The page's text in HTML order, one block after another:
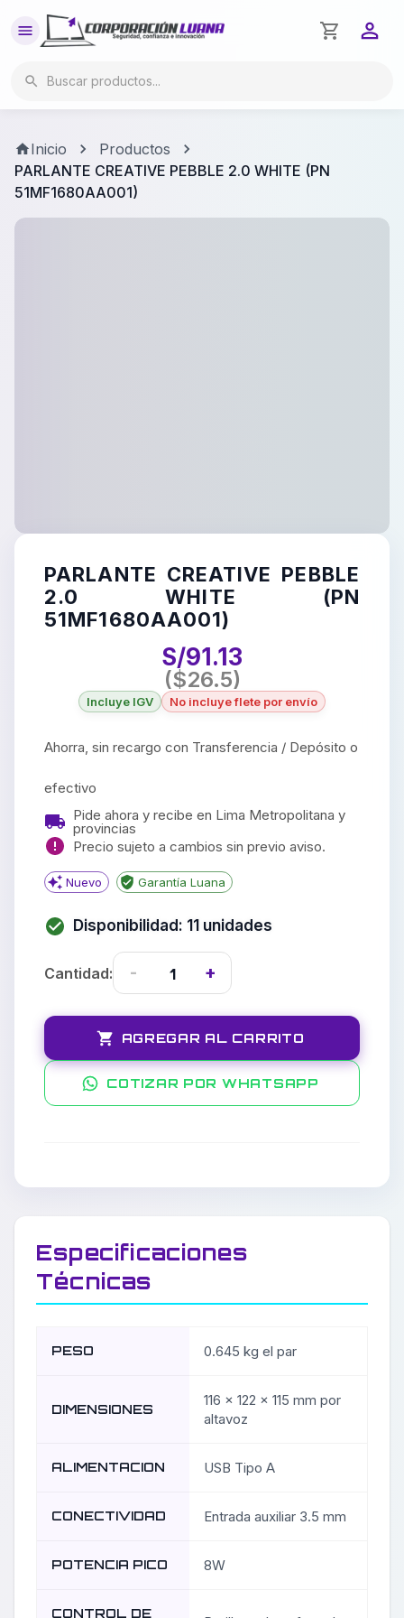
Inicio
Productos
PARLANTE CREATIVE PEBBLE 2.0 WHITE (PN
51MF1680AA001)
PARLANTE CREATIVE PEBBLE
2.0 WHITE (PN
51MF1680AA001)
S/91.13
($26.5)
Incluye IGV No incluye flete por envío
Ahorra, sin recargo con Transferencia / Depósito o
efectivo
Pide ahora y recibe en Lima Metropolitana y
provincias
Precio sujeto a cambios sin previo aviso.
Nuevo Garantía Luana
Disponibilidad: 11 unidades
Cantidad: - 1 +
AGREGAR AL CARRITO
COTIZAR POR WHATSAPP
Especificaciones
Técnicas
PESO 0.645 kg el par
DIMENSIONES
116 x 122 x 115 mm por
altavoz
ALIMENTACION USB Tipo A
CONECTIVIDAD Entrada auxiliar 3.5 mm
POTENCIA PICO 8W
CONTROL DE